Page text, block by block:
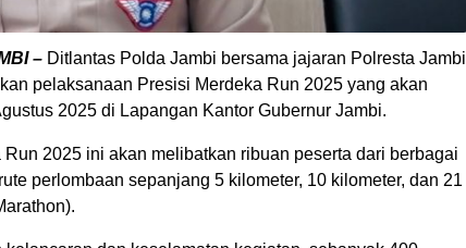
– Ditlantas Polda Jambi bersama jajaran Polresta Jambi
pelaksanaan Presisi Merdeka Run 2025 yang akan
2025 di Lapangan Kantor Gubernur Jambi.
Run 2025 ini akan melibatkan ribuan peserta dari berbagai
perlombaan sepanjang 5 kilometer, 10 kilometer, dan 21